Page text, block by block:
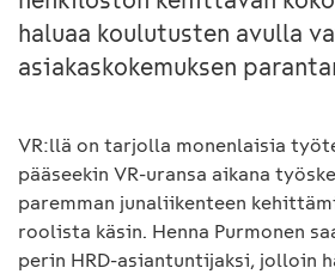
haluaa koulutusten avulla
asiakaskokemuksen
VR:llä on tarjolla monenlaisia
pääseekin VR-uransa aikana
paremman junaliikenteen
roolista käsin. Henna Purmonen
perin HRD-asiantuntijaksi, jolloin